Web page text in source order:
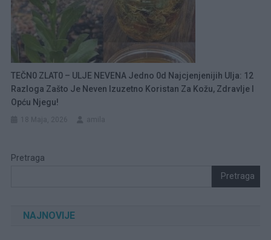
TEČN0 ZLAT0 – ULJE NEVENA Jedno 0d Najcjenjenijih Ulja: 12
Razloga Zašto Je Neven Izuzetno Koristan Za Kožu, Zdravlje I
Opću Njegu!
Pretraga
Pretraga
NAJNOVIJE